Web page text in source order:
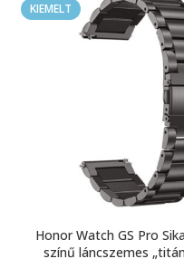
KIEMELT
Honor Watch GS Pro
színű láncszemes